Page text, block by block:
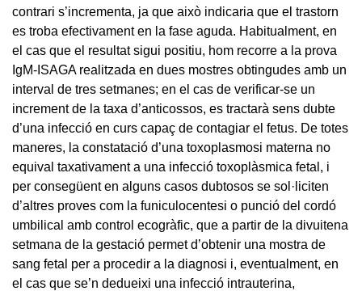
contrari s’incrementa, ja que això indicaria que el trastorn
es troba efectivament en la fase aguda. Habitualment, en
el cas que el resultat sigui positiu, hom recorre a la prova
IgM-ISAGA realitzada en dues mostres obtingudes amb un
interval de tres setmanes; en el cas de verificar-se un
increment de la taxa d’anticossos, es tractarà sens dubte
d’una infecció en curs capaç de contagiar el fetus. De totes
maneres, la constatació d’una toxoplasmosi materna no
equival taxativament a una infecció toxoplàsmica fetal, i
per consegüent en alguns casos dubtosos se sol·liciten
d’altres proves com la funiculocentesi o punció del cordó
umbilical amb control ecogràfic, que a partir de la divuitena
setmana de la gestació permet d’obtenir una mostra de
sang fetal per a procedir a la diagnosi i, eventualment, en
el cas que se’n dedueixi una infecció intrauterina,